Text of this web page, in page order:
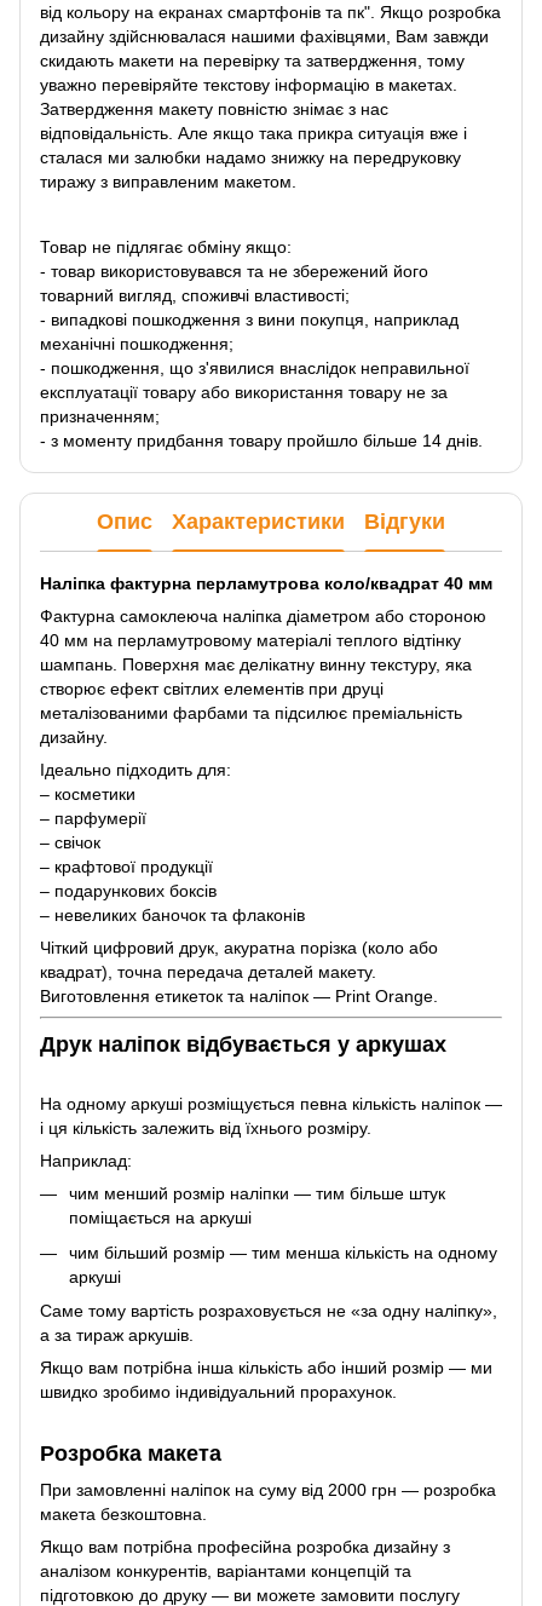
від кольору на екранах смартфонів та пк". Якщо розробка
дизайну здійснювалася нашими фахівцями, Вам завжди
скидають макети на перевірку та затвердження, тому
уважно перевіряйте текстову інформацію в макетах.
Затвердження макету повністю знімає з нас
відповідальність. Але якщо така прикра ситуація вже і
сталася ми залюбки надамо знижку на передруковку
тиражу з виправленим макетом.
Товар не підлягає обміну якщо:
- товар використовувався та не збережений його
товарний вигляд, споживчі властивості;
- випадкові пошкодження з вини покупця, наприклад
механічні пошкодження;
- пошкодження, що з'явилися внаслідок неправильної
експлуатації товару або використання товару не за
призначенням;
- з моменту придбання товару пройшло більше 14 днів.
Опис Характеристики Відгуки
Наліпка фактурна перламутрова коло/квадрат 40 мм
Фактурна самоклеюча наліпка діаметром або стороною
40 мм на перламутровому матеріалі теплого відтінку
шампань. Поверхня має делікатну винну текстуру, яка
створює ефект світлих елементів при друці
металізованими фарбами та підсилює преміальність
дизайну.
Ідеально підходить для:
– косметики
– парфумерії
– свічок
– крафтової продукції
– подарункових боксів
– невеликих баночок та флаконів
Чіткий цифровий друк, акуратна порізка (коло або
квадрат), точна передача деталей макету.
Виготовлення етикеток та наліпок — Print Orange.
Друк наліпок відбувається у аркушах
На одному аркуші розміщується певна кількість наліпок —
і ця кількість залежить від їхнього розміру.
Наприклад:
чим менший розмір наліпки — тим більше штук
поміщається на аркуші
чим більший розмір — тим менша кількість на одному
аркуші
Саме тому вартість розраховується не «за одну наліпку»,
а за тираж аркушів.
Якщо вам потрібна інша кількість або інший розмір — ми
швидко зробимо індивідуальний прорахунок.
Розробка макета
При замовленні наліпок на суму від 2000 грн — розробка
макета безкоштовна.
Якщо вам потрібна професійна розробка дизайну з
аналізом конкурентів, варіантами концепцій та
підготовкою до друку — ви можете замовити послугу